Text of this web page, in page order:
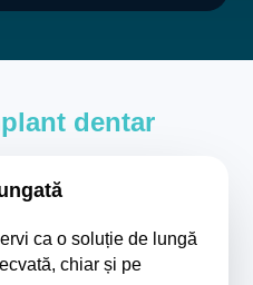
dentar
ca o soluție de lungă
chiar și pe